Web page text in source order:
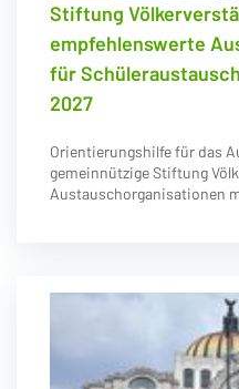
Stiftung
empfehlenswerte
für
2027
Orientierungshilfe für das
gemeinnützige Stiftung
Austauschorganisationen